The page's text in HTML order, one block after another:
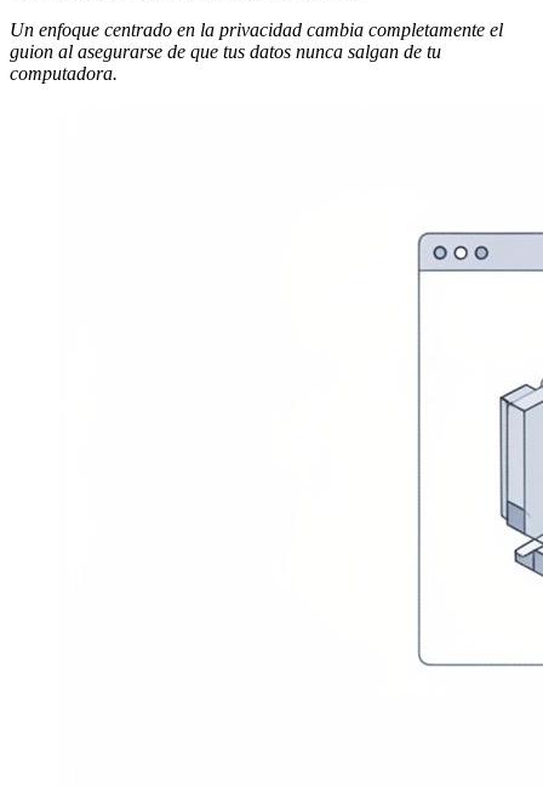
Un enfoque centrado en la privacidad cambia completamente el
guion al asegurarse de que tus datos nunca salgan de tu
computadora.